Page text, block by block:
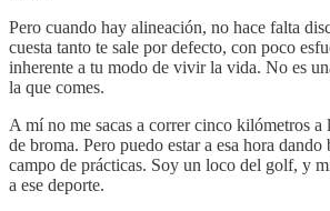
Pero cuando hay alineación, no hace falta
cuesta tanto te sale por defecto, con poco
inherente a tu modo de vivir la vida. No es
la que comes.
A mí no me sacas a correr cinco kilómetros a
de broma. Pero puedo estar a esa hora
campo de prácticas. Soy un loco del golf, y
a ese deporte.